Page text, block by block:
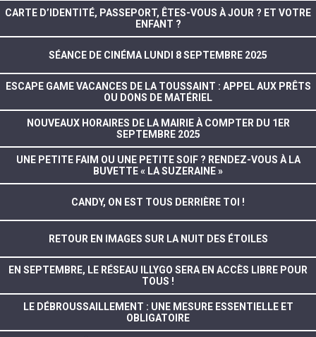
CARTE D’IDENTITÉ, PASSEPORT, ÊTES-VOUS À JOUR ? ET VOTRE
ENFANT ?
SÉANCE DE CINÉMA LUNDI 8 SEPTEMBRE 2025
ESCAPE GAME VACANCES DE LA TOUSSAINT : APPEL AUX PRÊTS
OU DONS DE MATÉRIEL
NOUVEAUX HORAIRES DE LA MAIRIE À COMPTER DU 1ER
SEPTEMBRE 2025
UNE PETITE FAIM OU UNE PETITE SOIF ? RENDEZ-VOUS À LA
BUVETTE « LA SUZERAINE »
CANDY, ON EST TOUS DERRIÈRE TOI !
RETOUR EN IMAGES SUR LA NUIT DES ÉTOILES
EN SEPTEMBRE, LE RÉSEAU ILLYGO SERA EN ACCÈS LIBRE POUR
TOUS !
LE DÉBROUSSAILLEMENT : UNE MESURE ESSENTIELLE ET
OBLIGATOIRE